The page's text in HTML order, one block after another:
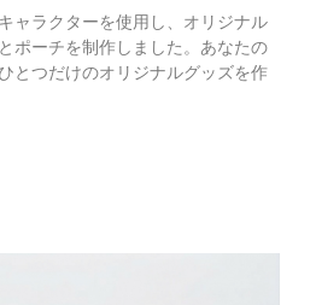
ャラクターを使用し、オリジナル
ポーチを制作しました。あなたの
とつだけのオリジナルグッズを作